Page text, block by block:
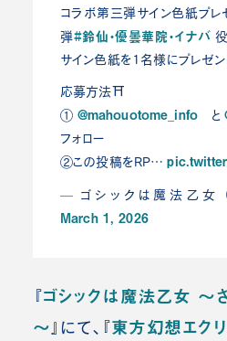
コラボ第三弾サイン色紙プレ
弾#鈴仙・優曇華院・イナバ
サイン色紙を1名様にプレゼン
応募方法⛩
① @mahouotome_infoと
フォロー
②この投稿をRP…
— ゴシックは魔法乙女
March 1, 2026
『ゴシックは魔法乙女 ～
～ 』にて、『東方幻想エク